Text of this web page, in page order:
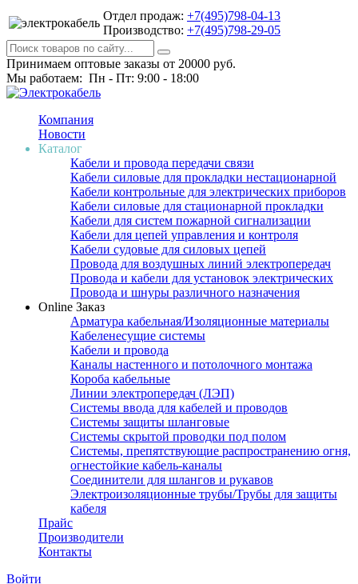
Отдел продаж: +7(495)798-04-13
Производство: +7(495)798-29-05
Принимаем оптовые заказы от 20000 руб.
Мы работаем: Пн - Пт: 9:00 - 18:00
Компания
Новости
Каталог
Кабели и провода передачи связи
Кабели силовые для прокладки нестационарной
Кабели контрольные для электрических приборов
Кабели силовые для стационарной прокладки
Кабели для систем пожарной сигнализации
Кабели для цепей управления и контроля
Кабели судовые для силовых цепей
Провода для воздушных линий электропередач
Провода и кабели для установок электрических
Провода и шнуры различного назначения
Online Заказ
Арматура кабельная/Изоляционные материалы
Кабеленесущие системы
Кабели и провода
Каналы настенного и потолочного монтажа
Короба кабельные
Линии электропередач (ЛЭП)
Системы ввода для кабелей и проводов
Системы защиты шланговые
Системы скрытой проводки под полом
Системы, препятствующие распространению огня,
огнестойкие кабель-каналы
Соединители для шлангов и рукавов
Электроизоляционные трубы/Трубы для защиты
кабеля
Прайс
Производители
Контакты
Войти